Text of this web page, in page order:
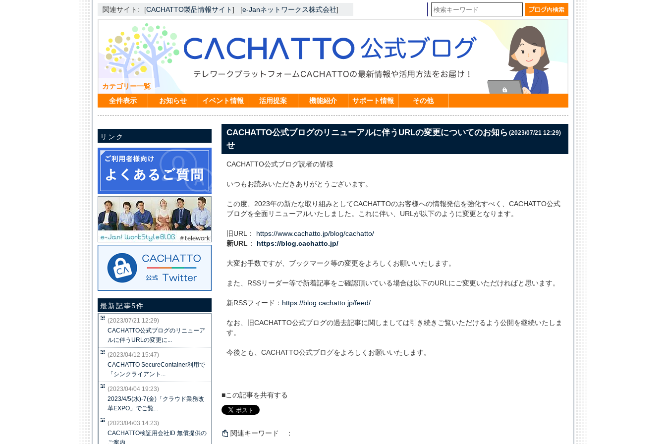
関連サイト: [CACHATTO製品情報サイト] [e-Janネットワークス株式会社]
カテゴリー一覧
全件表示
お知らせ イベント情報 活用提案 機能紹介 サポート情報 その他
(2023/07/21 12:29)
CACHATTO公式ブログのリニューアルに伴うURLの変更についてのお知ら
せ
CACHATTO公式ブログ読者の皆様
いつもお読みいただきありがとうございます。
この度、2023年の新たな取り組みとしてCACHATTOのお客様への情報発信を強化すべく、CACHATTO公式
ブログを全面リニューアルいたしました。これに伴い、URLが以下のように変更となります。
旧URL： https://www.cachatto.jp/blog/cachatto/
新URL ： https://blog.cachatto.jp/
大変お手数ですが、ブックマーク等の変更をよろしくお願いいたします。
また、RSSリーダー等で新着記事をご確認頂いている場合は以下のURLにご変更いただければと思います。
新RSSフィード： https://blog.cachatto.jp/feed/
なお、旧CACHATTO公式ブログの過去記事に関しましては引き続きご覧いただけるよう公開を継続いたしま
す。
今後とも、CACHATTO公式ブログをよろしくお願いいたします。
■この記事を共有する
関連キーワード ：
リンク
最新記事5件
(2023/07/21 12:29)
CACHATTO公式ブログのリニューア
ルに伴うURLの変更に...
(2023/04/12 15:47)
CACHATTO SecureContainer利用で
「シンクライアント...
(2023/04/04 19:23)
2023/4/5(水)-7(金)「クラウド業務改
革EXPO」でご覧...
(2023/04/03 14:23)
CACHATTO検証用会社ID 無償提供の
ご案内